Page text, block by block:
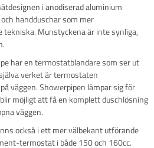
i anodiserad aluminium
handduschar som mer
Munstyckena är inte synliga,
har en termostatblandare som ser ut
verket är termostaten
väggen. Showerpipen lämpar sig för
möjligt att få en komplett duschlösning
väggen.
också i ett mer välbekant utförande
termostat i både 150 och 160cc.